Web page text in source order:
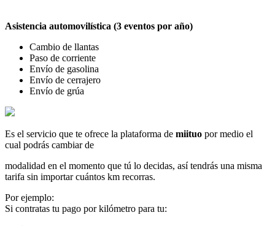
Asistencia automovilística (3 eventos por año)
Cambio de llantas
Paso de corriente
Envío de gasolina
Envío de cerrajero
Envío de grúa
Es el servicio que te ofrece la plataforma de miituo por medio el
cual podrás cambiar de
modalidad en el momento que tú lo decidas, así tendrás una misma
tarifa sin importar cuántos km recorras.
Por ejemplo:
Si contratas tu pago por kilómetro para tu: